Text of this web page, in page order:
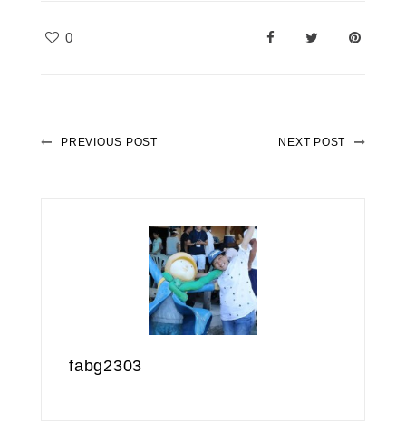
0
PREVIOUS POST NEXT POST
fabg2303